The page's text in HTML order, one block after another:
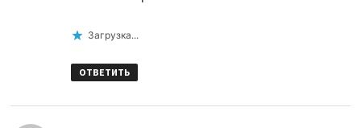
Загрузка...
ОТВЕТИТЬ